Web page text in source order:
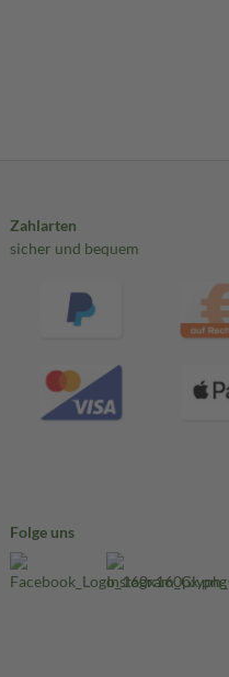
Zahlarten
sicher und bequem
Folge uns